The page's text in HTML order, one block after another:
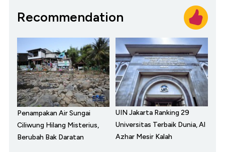
Recommendation
Penampakan Air Sungai
Ciliwung Hilang Misterius,
Berubah Bak Daratan
UIN Jakarta Ranking 29
Universitas Terbaik Dunia, Al
Azhar Mesir Kalah